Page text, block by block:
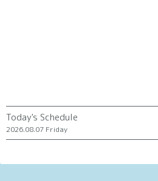
Today's Schedule
2026.08.07 Friday